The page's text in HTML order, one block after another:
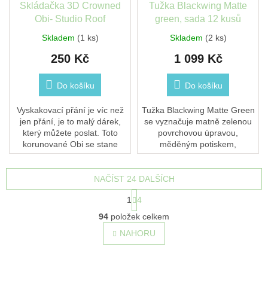
Skládačka 3D Crowned
Obi- Studio Roof
Skladem (1 ks)
250 Kč
Do košíku
Vyskakovací přání je víc než
jen přání, je to malý dárek,
který můžete poslat. Toto
korunované Obi se stane
drahocennou vzpomínkou,
jakmile si najde své místo
zavěšené na...
Tužka Blackwing Matte
green, sada 12 kusů
Skladem (2 ks)
1 099 Kč
Do košíku
Tužka Blackwing Matte Green
se vyznačuje matně zelenou
povrchovou úpravou,
měděným potiskem,
ikonickým hranatým
měděným zakončením a
výměnnou gumou. Je ideální
pro hudebníky,...
O
v
l
á
NAČÍST 24 DALŠÍCH
t
r
á
n
k
1
4
94 položek celkem
NAHORU